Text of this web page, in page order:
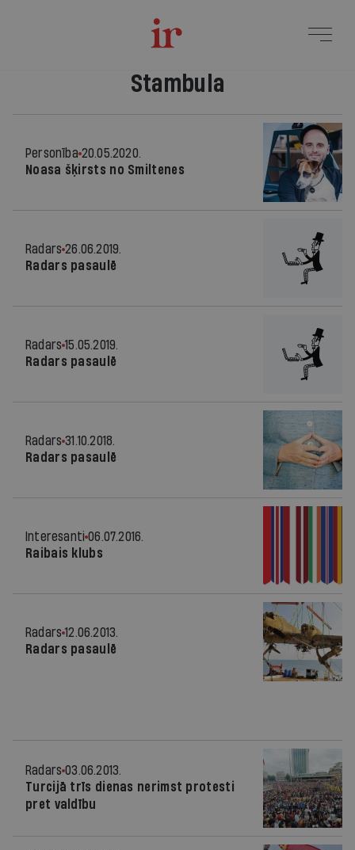
Stambula
Personība 20.05.2020.
Noasa šķirsts no Smiltenes
Radars 26.06.2019.
Radars pasaulē
Radars 15.05.2019.
Radars pasaulē
Radars 31.10.2018.
Radars pasaulē
Interesanti 06.07.2016.
Raibais klubs
Radars 12.06.2013.
Radars pasaulē
Radars 03.06.2013.
Turcijā trīs dienas nerimst protesti
pret valdību